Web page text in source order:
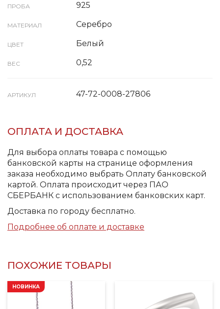
ПРОБА 925
МАТЕРИАЛ Серебро
ЦВЕТ Белый
ВЕС 0,52
АРТИКУЛ 47-72-0008-27806
ОПЛАТА И ДОСТАВКА
Для выбора оплаты товара с помощью
банковской карты на странице оформления
заказа необходимо выбрать Оплату банковской
картой. Оплата происходит через ПАО
СБЕРБАНК с использованием банковских карт.
Доставка по городу бесплатно.
Подробнее об оплате и доставке
ПОХОЖИЕ ТОВАРЫ
НОВИНКА